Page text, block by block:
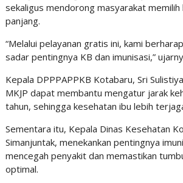
sekaligus mendorong masyarakat
panjang.
“Melalui pelayanan gratis ini, kami
sadar pentingnya KB dan imunisasi,”
Kepala DPPPAPPKB Kotabaru, Sri
MKJP dapat membantu mengatur jarak
tahun, sehingga kesehatan ibu lebih
Sementara itu, Kepala Dinas Kesehatan
Simanjuntak, menekankan pentingnya
mencegah penyakit dan memastikan
optimal.